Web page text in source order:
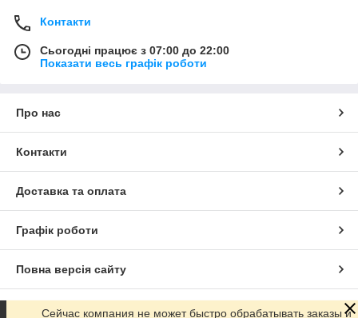
Контакти
Сьогодні працює з 07:00 до 22:00
Показати весь графік роботи
Про нас
Контакти
Доставка та оплата
Графік роботи
Повна версія сайту
Сайт створено на маркетплейсі Prom.ua
Сейчас компания не может быстро обрабатывать заказы и